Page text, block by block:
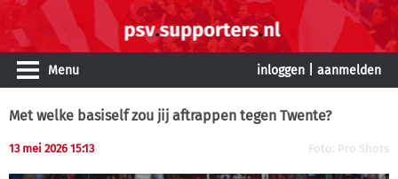
Menu inloggen aanmelden
Met welke basiself zou jij aftrappen tegen Twente?
13 mei 2026 15:13 Foto: Pro Shots